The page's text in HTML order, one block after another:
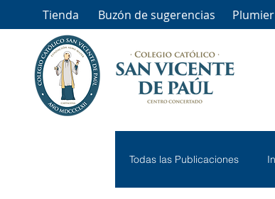
Tienda Buzón de sugerencias Plumier
Todas las Publicaciones